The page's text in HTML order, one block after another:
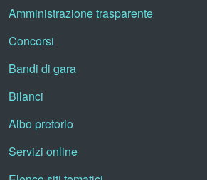
Amministrazione trasparente
Concorsi
Bandi di gara
Bilanci
Albo pretorio
Servizi online